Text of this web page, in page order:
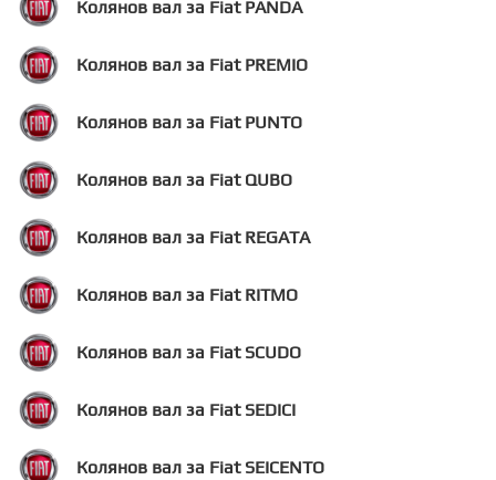
Колянов вал за Fiat PANDA
Колянов вал за Fiat PREMIO
Колянов вал за Fiat PUNTO
Колянов вал за Fiat QUBO
Колянов вал за Fiat REGATA
Колянов вал за Fiat RITMO
Колянов вал за Fiat SCUDO
Колянов вал за Fiat SEDICI
Колянов вал за Fiat SEICENTO